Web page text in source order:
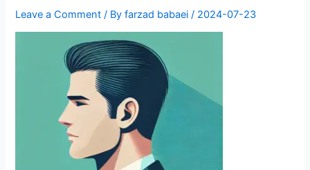
Leave a Comment / Byfarzad babaei/ 2024-07-23